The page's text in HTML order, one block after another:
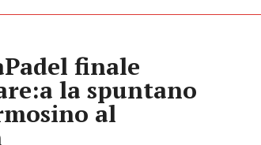
finale
la spuntano
al